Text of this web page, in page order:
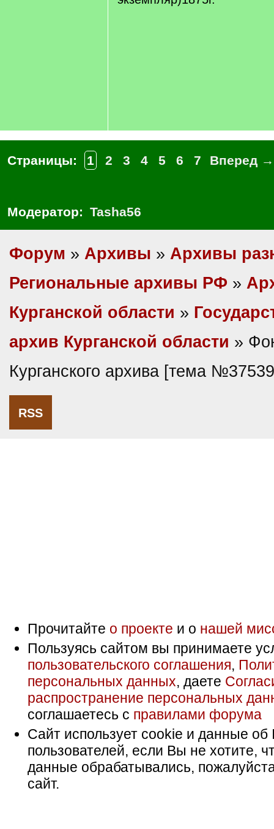
Страницы: 1 2 3 4 5 6 7 Вперед →
Модератор: Tasha56
Форум » Архивы » Архивы
Региональные архивы РФ »
Курганской области »
архив Курганской области »
Курганского архива [тема
RSS
Прочитайте о проекте и о нашей
Пользуясь сайтом вы принимаете
пользовательского соглашения,
персональных данных, даете
распространение персональных
соглашаетесь с правилами форума
Сайт использует cookie и данные об
пользователей, если Вы не хотите,
данные обрабатывались,
сайт.